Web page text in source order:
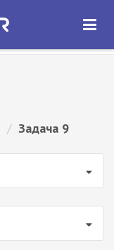
ОТКРЫТЬ
/ Задача 9